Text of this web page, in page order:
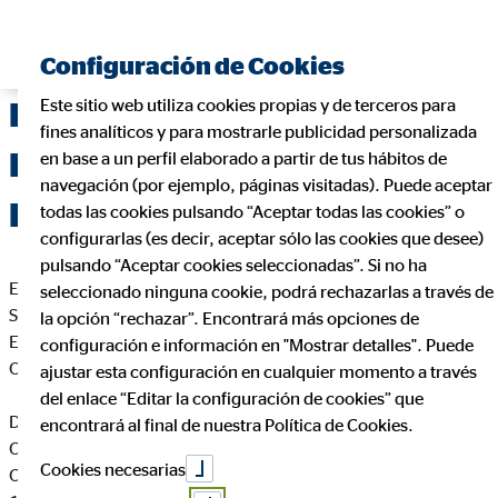
Delegación de OVB Allfinanz
España S.A. en Jerez de la
Frontera (Cádiz)
En cumplimiento de la Ley 34/2002 de Servicios de la
Sociedad de la Información y de Comercio Electrónico de
España, le informamos que esta página web es propiedad de
OVB Allfinanz España S.A., siendo sus datos identificativos
Daniel Nogales Pascual
Coordinador de Zona para OVB
C. Ursulinas, Urb. El Bosque 4 Lc 11-12
Configuración de Cookies
Este sitio web utiliza cookies propias y de terceros para
fines analíticos y para mostrarle publicidad personalizada
en base a un perfil elaborado a partir de tus hábitos de
navegación (por ejemplo, páginas visitadas). Puede aceptar
todas las cookies pulsando “Aceptar todas las cookies” o
configurarlas (es decir, aceptar sólo las cookies que desee)
pulsando “Aceptar cookies seleccionadas”. Si no ha
seleccionado ninguna cookie, podrá rechazarlas a través de
la opción “rechazar”. Encontrará más opciones de
configuración e información en "Mostrar detalles". Puede
ajustar esta configuración en cualquier momento a través
del enlace “Editar la configuración de cookies” que
encontrará al final de nuestra Política de Cookies.
Cookies necesarias